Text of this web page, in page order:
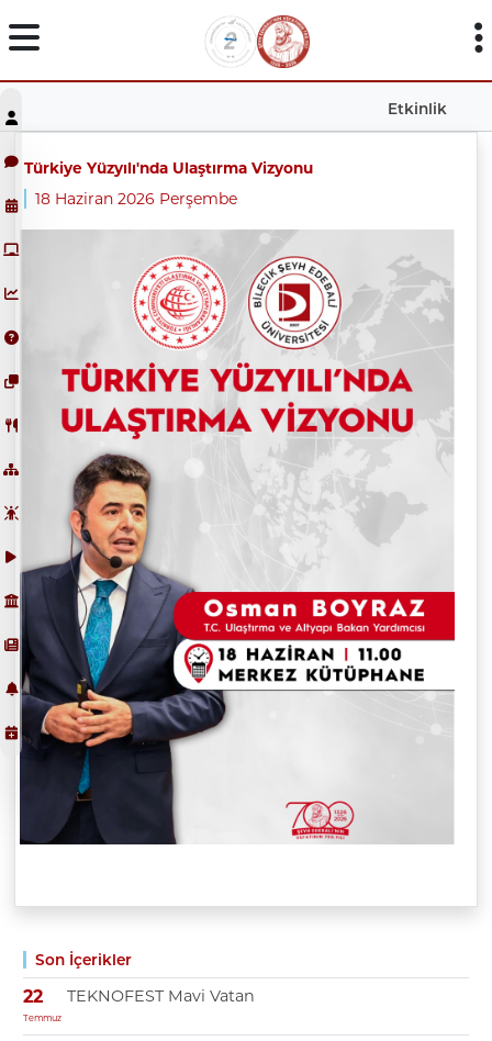
Etkinlik
Son İçerikler
22
Temmuz
TEKNOFEST Mavi Vatan
Türkiye Yüzyılı'nda Ulaştırma Vizyonu
18 Haziran 2026 Perşembe